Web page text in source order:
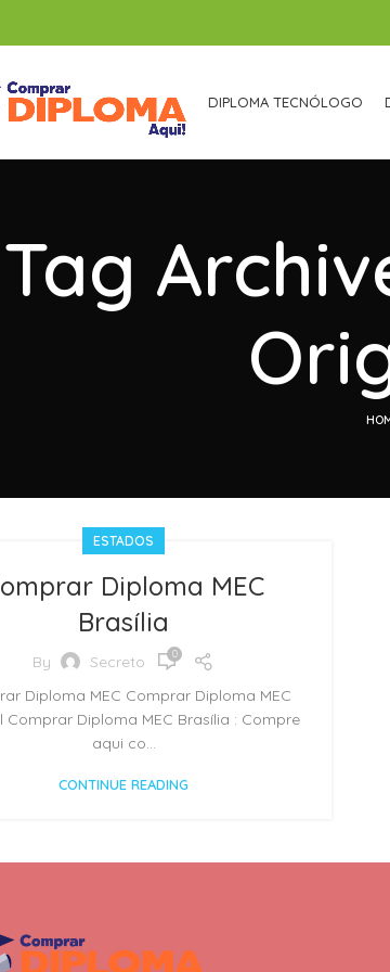
DIPLOMA TECNÓLOGO
Tag
ESTADOS
Diploma MEC
Brasília
By Secreto 0
Diploma MEC Comprar Diploma MEC
Comprar Diploma MEC Brasília : Compre
aqui co...
CONTINUE READING